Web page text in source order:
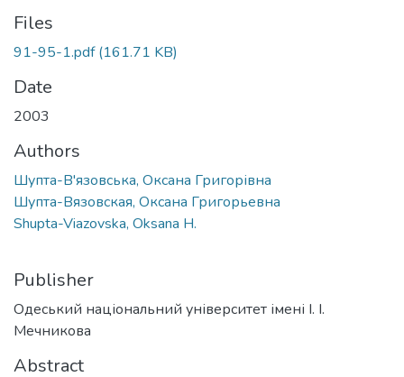
Files
91-95-1.pdf(161.71 KB)
Date
2003
Authors
Шупта-В'язовська, Оксана Григорівна
Шупта-Вязовская, Оксана Григорьевна
Shupta-Viazovska, Oksana H.
Publisher
Одеський національний університет імені І. І.
Мечникова
Abstract